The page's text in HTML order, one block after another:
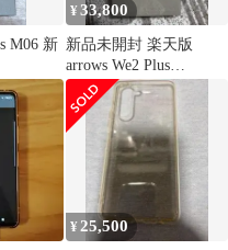
M06 新
¥33,800
新品未開封 楽天版
arrows We2 Plus
8GB+256GB グレー
¥25,500